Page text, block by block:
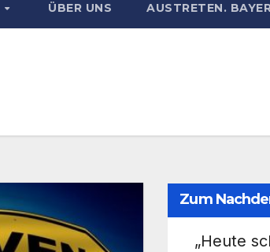
ÜBER UNS AUSTRETEN.
Zum
„Heute